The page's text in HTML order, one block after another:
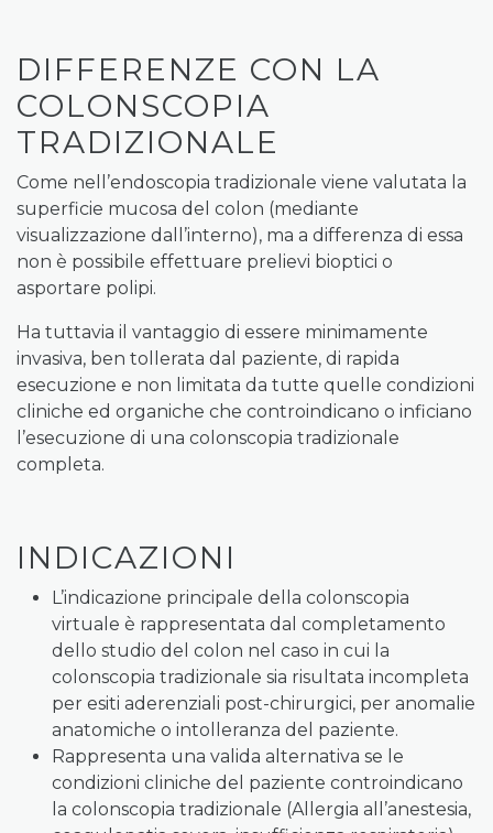
DIFFERENZE CON LA
COLONSCOPIA
TRADIZIONALE
Come nell’endoscopia tradizionale viene valutata la
superficie mucosa del colon (mediante
visualizzazione dall’interno), ma a differenza di essa
non è possibile effettuare prelievi bioptici o
asportare polipi.
Ha tuttavia il vantaggio di essere minimamente
invasiva, ben tollerata dal paziente, di rapida
esecuzione e non limitata da tutte quelle condizioni
cliniche ed organiche che controindicano o inficiano
l’esecuzione di una colonscopia tradizionale
completa.
INDICAZIONI
L’indicazione principale della colonscopia
virtuale è rappresentata dal completamento
dello studio del colon nel caso in cui la
colonscopia tradizionale sia risultata incompleta
per esiti aderenziali post-chirurgici, per anomalie
anatomiche o intolleranza del paziente.
Rappresenta una valida alternativa se le
condizioni cliniche del paziente controindicano
la colonscopia tradizionale (Allergia all’anestesia,